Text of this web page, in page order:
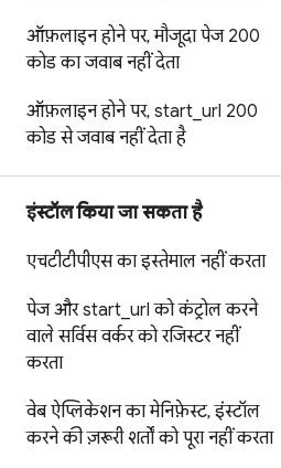
ऑफ़लाइन होने पर,मौजूदा पेज 200
कोड का जवाब नहीं देता
ऑफ़लाइन होने पर, start url 200
कोड से जवाब नहीं देता है
इंस्टॉल किया जा सकता है
एचटीटीपीएस का इस्तेमाल नहीं करता
पेज और start url को कंट्रोल करने
वाले सर्विस वर्कर को रजिस्टर नहीं
करता
वेब ऐप्लिकेशन का मेनिफ़ेस्ट,इंस्टॉल
करने की ज़रूरी शर्तों को पूरा नहीं करता